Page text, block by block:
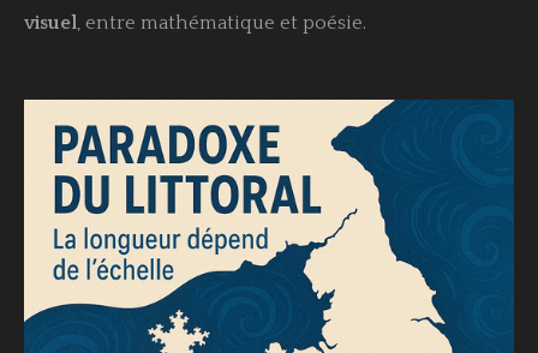
visuel, entre mathématique et poésie.